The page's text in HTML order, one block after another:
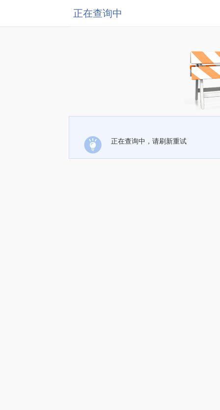
正在查询中
正在查询中，请刷新重试